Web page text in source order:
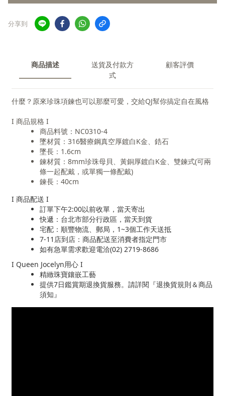
分享到
商品描述
送貨及付款方
式
顧客評價
什麼？原來珍珠項鍊也可以那麼可愛，交給QJ幫你搞定自在風格
I 商品規格 I
商品料號：NC0310-4
墜材質：316醫療鋼真空厚鍍白K金、鋯石
墜長：1.6cm
鍊材質：8mm珍珠母貝、黃銅厚鍍白K金、雙鍊式(可兩
條一起配戴，或單獨一條配戴)
鍊長：40cm
I 商品配送 I
訂單下午2:00以前收單，當天寄出
快遞：台北市部分行政區，當天到貨
宅配：順豐物流、郵局，1~3個工作天送抵
7-11店到店：商品配送至消費者指定門市
如有急單需求歡迎電洽(02) 2719-8686
I Queen Jocelyn用心 I
精緻珠寶鑲嵌工藝
提供7日鑑賞期退換貨服務。請詳閱『退換貨規則＆商品
須知』